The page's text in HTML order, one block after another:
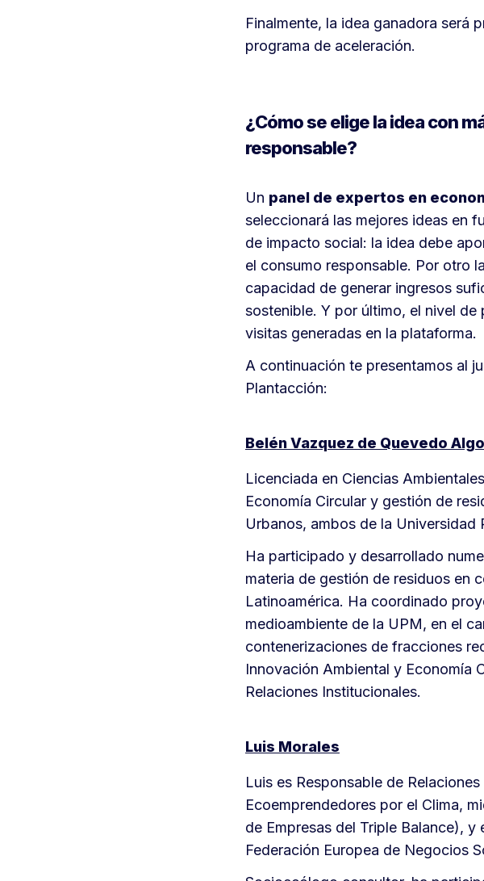
Finalmente, la idea ganadora será
programa de aceleración.
¿Cómo se elige la idea con
responsable?
Un panel de expertos en
seleccionará las mejores ideas en
de impacto social: la idea debe
el consumo responsable. Por otro
capacidad de generar ingresos
sostenible. Y por último, el nivel
visitas generadas en la plataforma.
A continuación te presentamos al
Plantacción:
Belén Vazquez de Quevedo
Licenciada en Ciencias
Economía Circular y gestión de
Urbanos, ambos de la Universidad
Ha participado y desarrollado
materia de gestión de residuos en
Latinoamérica. Ha coordinado
medioambiente de la UPM, en el
contenerizaciones de fracciones
Innovación Ambiental y Economía
Relaciones Institucionales.
Luis Morales
Luis es Responsable de
Ecoemprendedores por el Clima,
de Empresas del Triple Balance),
Federación Europea de Negocios